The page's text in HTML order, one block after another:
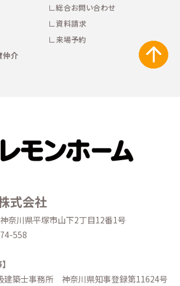
仲介
総合お問い合わせ
資料請求
来場予約
式会社
奈川県平塚市山下2丁目12番1号
558
建築士事務所 神奈川県知事登録第11624号